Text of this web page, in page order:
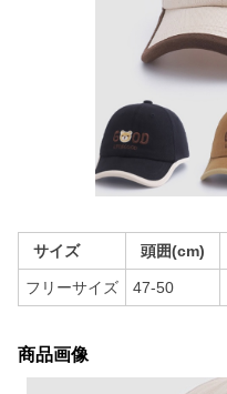
サイズ 頭囲(cm)
フリーサイズ 47-50
商品画像